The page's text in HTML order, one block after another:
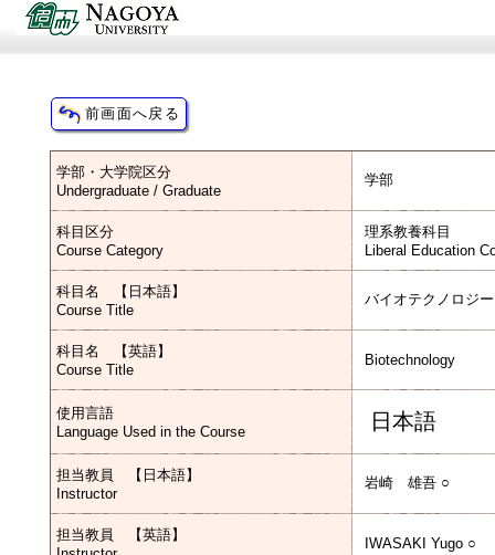
学部・大学院区分
Undergraduate / Graduate
学部
科目区分
Course Category
理系教養科目
Liberal Education
科目名 【日本語】
Course Title
バイオテクノロジー
科目名 【英語】
Course Title
Biotechnology
使用言語
Language Used in the Course
日本語
担当教員 【日本語】
Instructor
岩崎 雄吾 ○
担当教員 【英語】
IWASAKI Yugo ○